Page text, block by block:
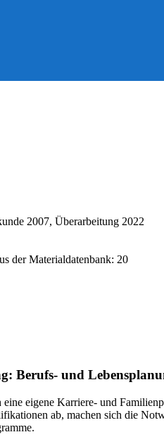
2007, Überarbeitung 2022
der Materialdatenbank: 20
Berufs- und
eigene Karriere- und
ab, machen sich die